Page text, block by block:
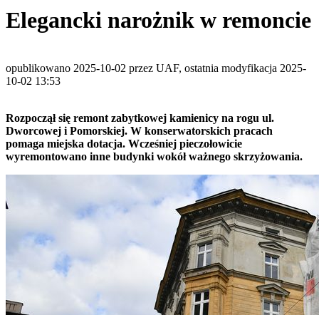
Elegancki narożnik w remoncie
opublikowano 2025-10-02 przez UAF, ostatnia modyfikacja 2025-
10-02 13:53
Rozpoczął się remont zabytkowej kamienicy na rogu ul.
Dworcowej i Pomorskiej. W konserwatorskich pracach
pomaga miejska dotacja. Wcześniej pieczołowicie
wyremontowano inne budynki wokół ważnego skrzyżowania.